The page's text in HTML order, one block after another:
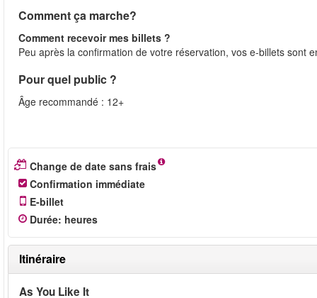
Comment ça marche?
Comment recevoir mes billets ?
Peu après la confirmation de votre réservation, vos e-billets sont
Pour quel public ?
Âge recommandé : 12+
Change de date sans frais
Confirmation immédiate
E-billet
Durée: heures
Itinéraire
As You Like It